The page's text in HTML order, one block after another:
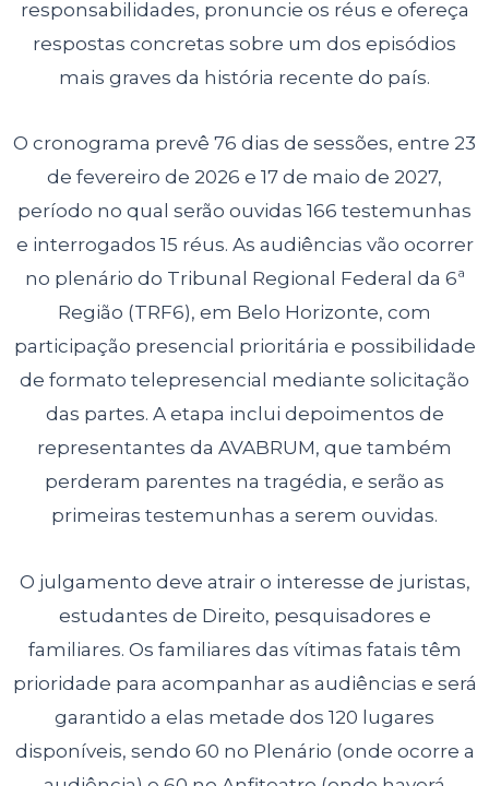
responsabilidades, pronuncie os réus e ofereça
respostas concretas sobre um dos episódios
mais graves da história recente do país.
O cronograma prevê 76 dias de sessões, entre 23
de fevereiro de 2026 e 17 de maio de 2027,
período no qual serão ouvidas 166 testemunhas
e interrogados 15 réus. As audiências vão ocorrer
no plenário do Tribunal Regional Federal da 6ª
Região (TRF6), em Belo Horizonte, com
participação presencial prioritária e possibilidade
de formato telepresencial mediante solicitação
das partes. A etapa inclui depoimentos de
representantes da AVABRUM, que também
perderam parentes na tragédia, e serão as
primeiras testemunhas a serem ouvidas.
O julgamento deve atrair o interesse de juristas,
estudantes de Direito, pesquisadores e
familiares. Os familiares das vítimas fatais têm
prioridade para acompanhar as audiências e será
garantido a elas metade dos 120 lugares
disponíveis, sendo 60 no Plenário (onde ocorre a